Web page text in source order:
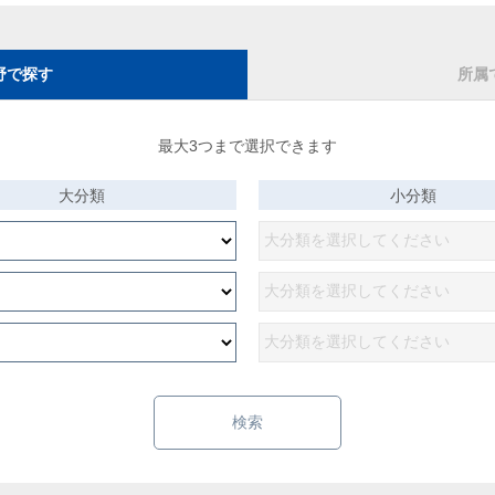
で探す 所属
最大3つまで選択できます
大分類 小分類
検索